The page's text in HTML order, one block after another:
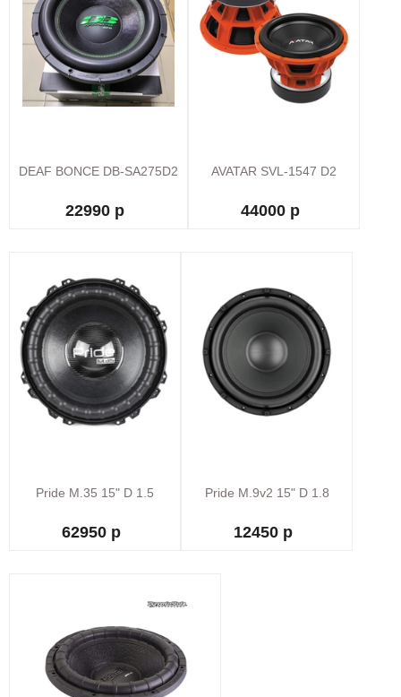
DEAF BONCE DB-SA275D2
22990 р
AVATAR SVL-1547 D2
44000 р
Pride M.35 15" D 1.5
62950 р
Pride M.9v2 15" D 1.8
12450 р